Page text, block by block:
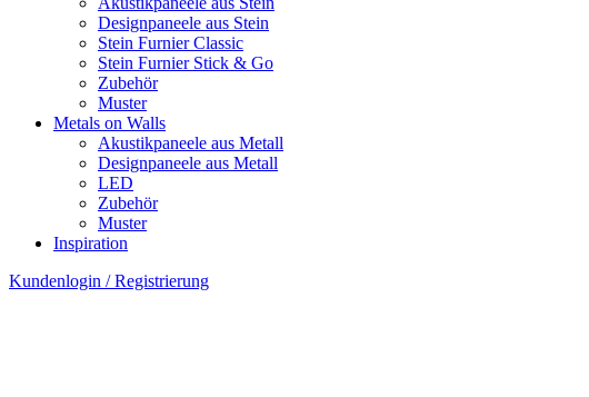
Designpaneele aus Stein
Stein Furnier Classic
Stein Furnier Stick & Go
Zubehör
Muster
Metals on Walls
Akustikpaneele aus Metall
Designpaneele aus Metall
LED
Zubehör
Muster
Inspiration
Kundenlogin / Registrierung